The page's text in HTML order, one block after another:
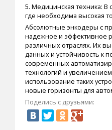
5. Медицинская техника:
где необходима высокая
Абсолютные энкодеры с
надежное и эффективное
различных отраслях. Их
данных и устойчивость к
современных
технологий и
использование таких
новые горизонты для
Поделись с друзьями: